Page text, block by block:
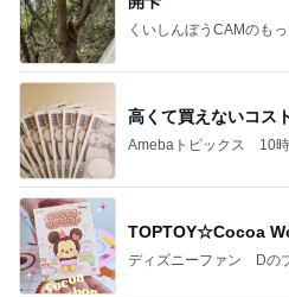
くいしんぼうCAMのも
高くて買えないコス
Amebaトピックス 10
TOPTOY☆Cocoa
ディズニーファン Dの